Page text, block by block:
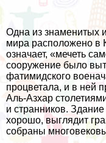
Одна из знаменитых
мира расположено в
означает, «мечеть
сооружение было
фатимидского
процветала, и в ней
Аль-Азхар
и странников.
хорошо, выглядит
собраны